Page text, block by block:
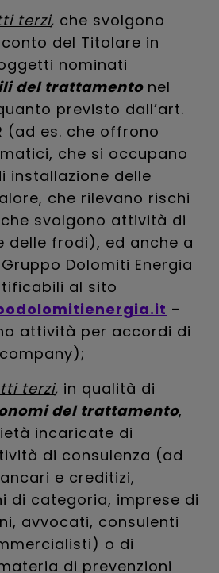
terzi, che svolgono
del Titolare in
nominati
del trattamentonel
previsto dall’art.
(ad es. che offrono
che si occupano
installazione delle
che rilevano rischi
svolgono attività di
delle frodi), ed anche a
Dolomiti Energia
al sito
–
attività per accordi di
terzi, in qualità di
del trattamento,
incaricate di
di consulenza (ad
e creditizi,
di categoria, imprese di
avvocati, consulenti
o di
di prevenzioni